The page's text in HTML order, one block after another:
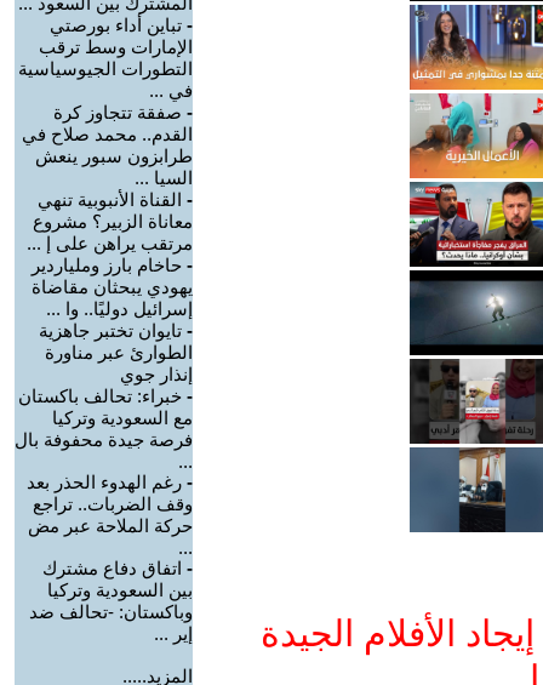
الأفلام الجيدة
- تباين أداء بورصتي
الإمارات وسط ترقب
التطورات الجيوسياسية
في ...
- صفقة تتجاوز كرة
القدم.. محمد صلاح في
طرابزون سبور ينعش
السيا ...
- القناة الأنبوبية تنهي
معاناة الزبير؟ مشروع
مرتقب يراهن على إ ...
- حاخام بارز وملياردير
يهودي يبحثان مقاضاة
إسرائيل دوليًا.. وا ...
- تايوان تختبر جاهزية
الطوارئ عبر مناورة
إنذار جوي
- خبراء: تحالف باكستان
مع السعودية وتركيا
فرصة جيدة محفوفة بال
...
- رغم الهدوء الحذر بعد
وقف الضربات.. تراجع
حركة الملاحة عبر مض
...
- اتفاق دفاع مشترك
بين السعودية وتركيا
وباكستان: -تحالف ضد
إير ...
المزيد.....